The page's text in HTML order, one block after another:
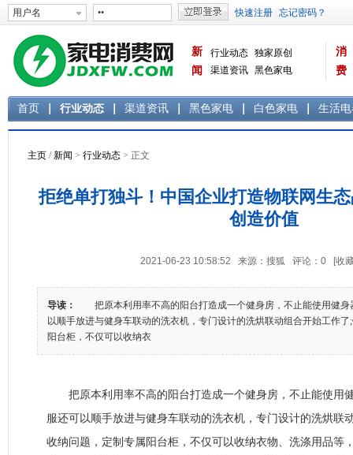
新
闻
行业动态 独家原创
渠道资讯 黑色家电
消
费
首页 行业动态 渠道资讯 黑色家电 白色家电 生活
主页 /新闻 > 行业动态 > 正文
拒绝单打独斗！中国企业打造物联网生
创造价值
2021-06-23 10:58:52 来源：搜狐 评论： 0 [收
导读：
把原本利用率不高的阳台打造成一个健身房，不止能使用健身
以顺手放进与健身车联动的洗衣机，专门设计的洗烘联动组合开始工作
阳台柜，不仅可以收纳衣
把原本利用率不高的阳台打造成一个健身房，不止能使用
服还可以顺手放进与健身车联动的洗衣机，专门设计的洗烘联
收纳问题，定制专属阳台柜，不仅可以收纳衣物、洗涤用品等